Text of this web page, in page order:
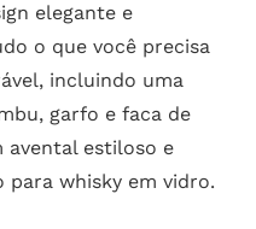
elegante e
o que você precisa
incluindo uma
garfo e faca de
avental estiloso e
para whisky em vidro.